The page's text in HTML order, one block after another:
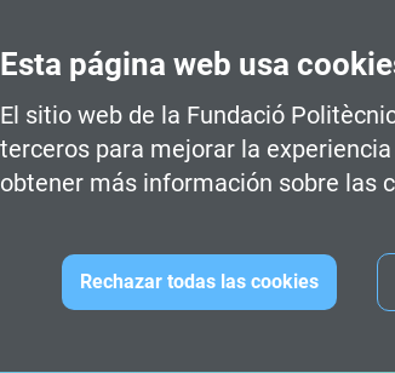
Esta página web usa
El sitio web de la Fundació
terceros para mejorar la
obtener más información sobre las
Rechazar todas las cookies